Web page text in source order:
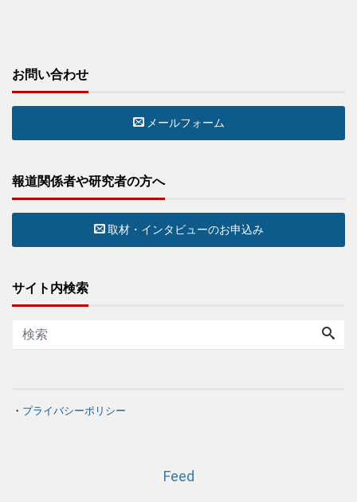
お問い合わせ
メールフォーム
報道関係者や研究者の方へ
取材・インタビューのお申込み
サイト内検索
・ プライバシーポリシー
Feed